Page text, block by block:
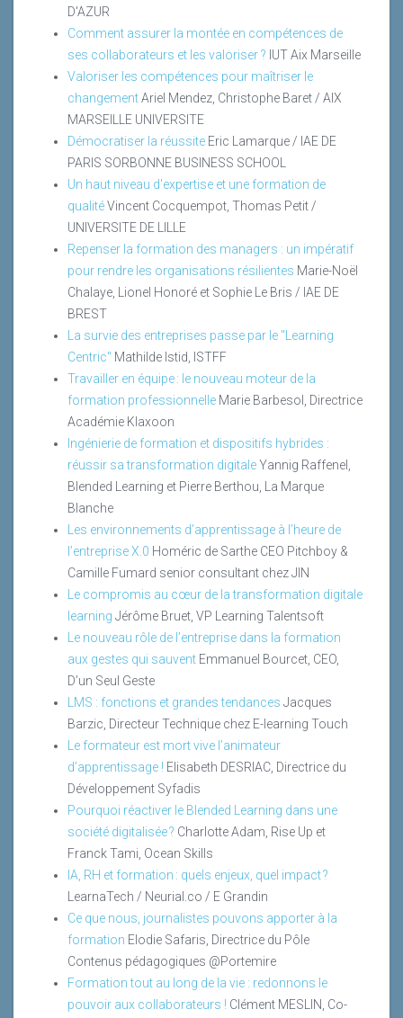
D'AZUR
Comment assurer la montée en compétences de
ses collaborateurs et les valoriser ? IUT Aix Marseille
Valoriser les compétences pour maîtriser le
changementAriel Mendez, Christophe Baret / AIX
MARSEILLE UNIVERSITE
Démocratiser la réussite Eric Lamarque / IAE DE
PARIS SORBONNE BUSINESS SCHOOL
Un haut niveau d'expertise et une formation de
qualitéVincent Cocquempot, Thomas Petit /
UNIVERSITE DE LILLE
Repenser la formation des managers : un impératif
pour rendre les organisations résilientes Marie-Noël
Chalaye, Lionel Honoré et Sophie Le Bris / IAE DE
BREST
La survie des entreprises passe par le "Learning
Centric" Mathilde Istid, ISTFF
Travailler en équipe : le nouveau moteur de la
formation professionnelle Marie Barbesol, Directrice
Académie Klaxoon
Ingénierie de formation et dispositifs hybrides :
réussir sa transformation digitaleYannig Raffenel,
Blended Learning et Pierre Berthou, La Marque
Blanche
Les environnements d’apprentissage à l’heure de
l’entreprise X.0 Homéric de Sarthe CEO Pitchboy &
Camille Fumard senior consultant chez JIN
Le compromis au cœur de la transformation digitale
learning Jérôme Bruet, VP Learning Talentsoft
Le nouveau rôle de l’entreprise dans la formation
aux gestes qui sauvent Emmanuel Bourcet, CEO,
D’un Seul Geste
LMS : fonctions et grandes tendances Jacques
Barzic, Directeur Technique chez E-learning Touch
Le formateur est mort vive l’animateur
d’apprentissage ! Elisabeth DESRIAC, Directrice du
Développement Syfadis
Pourquoi réactiver le Blended Learning dans une
société digitalisée ? Charlotte Adam, Rise Up et
Franck Tami, Ocean Skills
IA, RH et formation : quels enjeux, quel impact ?
LearnaTech / Neurial.co / E Grandin
Ce que nous, journalistes pouvons apporter à la
formation Elodie Safaris, Directrice du Pôle
Contenus pédagogiques @Portemire
Formation tout au long de la vie : redonnons le
pouvoir aux collaborateurs ! Clément MESLIN, Co-